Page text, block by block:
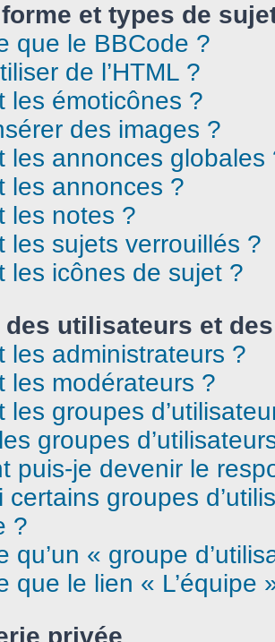
et types de
que le BBCode ?
de l’HTML ?
les émoticônes ?
des images ?
les annonces globales
les annonces ?
les notes ?
les sujets verrouillés ?
les icônes de sujet ?
des utilisateurs et
les administrateurs ?
les modérateurs ?
les groupes
groupes
puis-je devenir le
certains groupes
?
qu’un « groupe
que le lien « L’équipe
privée